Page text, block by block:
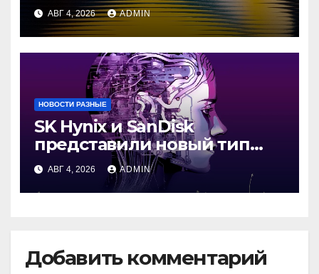
АВГ 4, 2026 ADMIN
НОВОСТИ РАЗНЫЕ
SK Hynix и SanDisk
представили новый тип
промежуточной памяти
АВГ 4, 2026 ADMIN
Добавить комментарий